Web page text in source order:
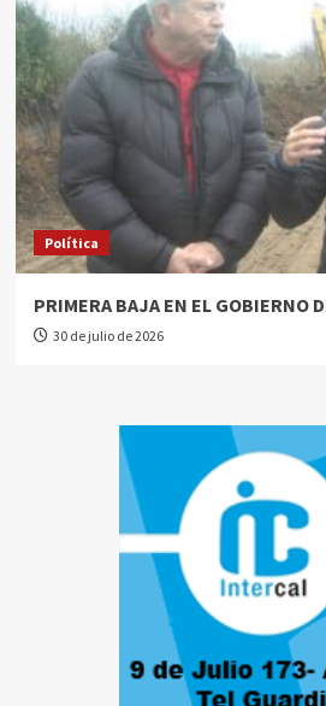
Política
PRIMERA BAJA EN EL GOBIERNO
30 de julio de 2026